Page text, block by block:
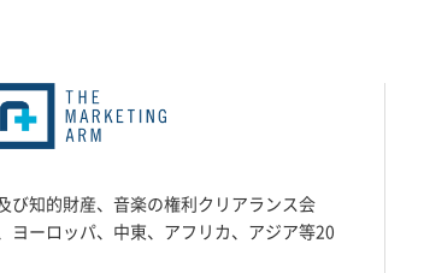
び知的財産、音楽の権利クリアランス会
ヨーロッパ、中東、アフリカ、アジア等20